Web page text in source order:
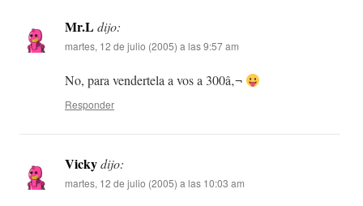
Mr.Ldijo:
martes, 12 de julio (2005) a las 9:57 am
No, para vendertela a vos a 300â‚¬
Responder
Vickydijo:
martes, 12 de julio (2005) a las 10:03 am